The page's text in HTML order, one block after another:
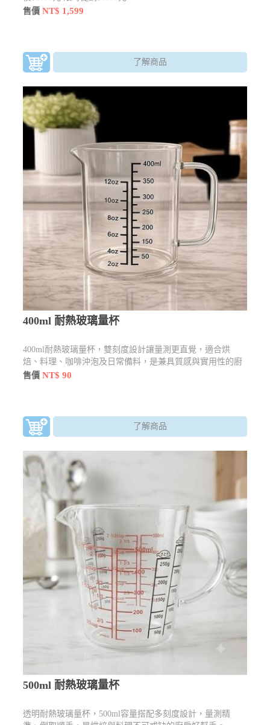
售價NT$ 1,599
了解商品
400ml 耐熱玻璃量杯
400ml耐熱玻璃量杯，雙刻度設計讓量測更直覺，適合烘
焙、料理、咖啡沖泡及日常備料，是兼具質感與實用性的廚
房好幫手。
售價NT$ 90
了解商品
500ml 耐熱玻璃量杯
透明耐熱玻璃量杯，500ml容量搭配多刻度設計，量測精